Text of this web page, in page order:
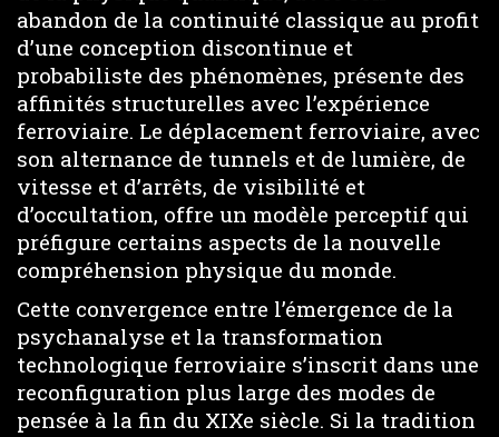
abandon de la continuité classique au profit
d’une conception discontinue et
probabiliste des phénomènes, présente des
affinités structurelles avec l’expérience
ferroviaire. Le déplacement ferroviaire, avec
son alternance de tunnels et de lumière, de
vitesse et d’arrêts, de visibilité et
d’occultation, offre un modèle perceptif qui
préfigure certains aspects de la nouvelle
compréhension physique du monde.
Cette convergence entre l’émergence de la
psychanalyse et la transformation
technologique ferroviaire s’inscrit dans une
reconfiguration plus large des modes de
pensée à la fin du XIXe siècle. Si la tradition